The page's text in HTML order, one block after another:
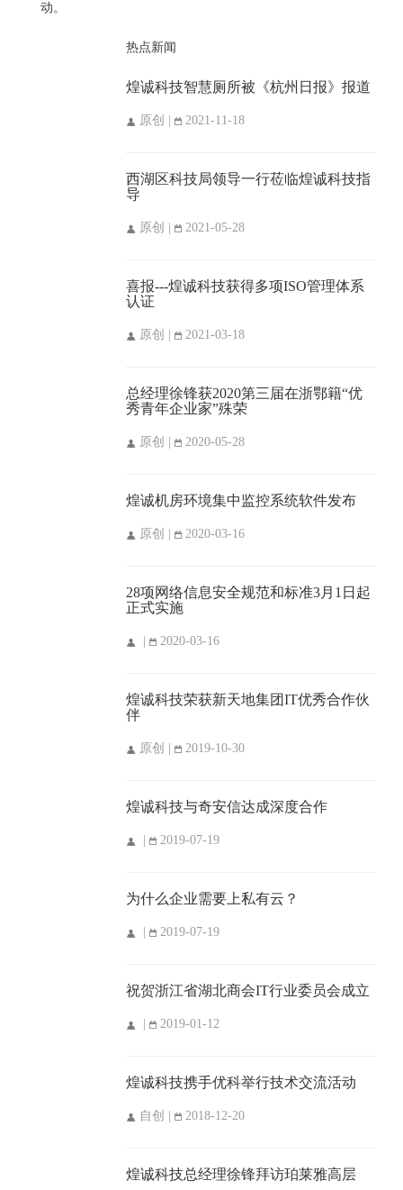
动。
热点新闻
煌诚科技智慧厕所被《杭州日报》报道
原创 | 2021-11-18
西湖区科技局领导一行莅临煌诚科技指
导
原创 | 2021-05-28
喜报---煌诚科技获得多项ISO管理体系
认证
原创 | 2021-03-18
总经理徐锋获2020第三届在浙鄂籍“优
秀青年企业家”殊荣
原创 | 2020-05-28
煌诚机房环境集中监控系统软件发布
原创 | 2020-03-16
28项网络信息安全规范和标准3月1日起
正式实施
| 2020-03-16
煌诚科技荣获新天地集团IT优秀合作伙
伴
原创 | 2019-10-30
煌诚科技与奇安信达成深度合作
| 2019-07-19
为什么企业需要上私有云？
| 2019-07-19
祝贺浙江省湖北商会IT行业委员会成立
| 2019-01-12
煌诚科技携手优科举行技术交流活动
自创 | 2018-12-20
煌诚科技总经理徐锋拜访珀莱雅高层